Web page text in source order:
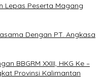
Lepas Peserta Magang
Dengan PT. Angkasa
BBGRM XXIII, HKG Ke –
Provinsi Kalimantan